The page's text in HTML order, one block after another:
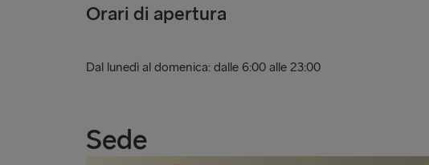
Orari di apertura
Dal lunedì al domenica: dalle 6:00 alle 23:00
Sede